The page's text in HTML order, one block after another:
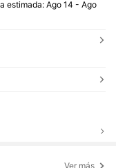
estimada:Ago 14 - Ago
Ver más